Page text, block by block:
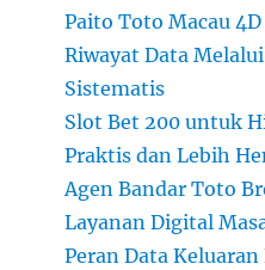
Paito Toto Macau
Riwayat Data
Sistematis
Slot Bet 200 untuk
Praktis dan Lebih
Agen Bandar Toto
Layanan Digital
Peran Data